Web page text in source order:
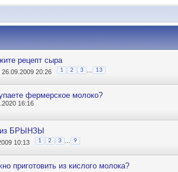
рецепт сыра
, 26.09.2009 20:26 1 2 3 13
фермерское молоко?
16:16
БРЫНЗЫ
10:13 1 2 3 9
приготовить из кислого молока?